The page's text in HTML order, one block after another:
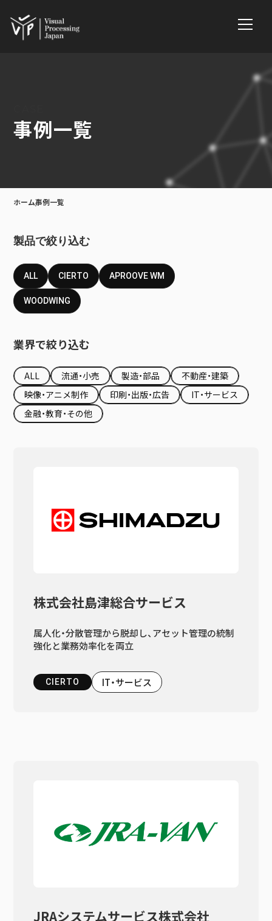
事例一覧
ホーム事例一覧
製品で絞り込む
ALL CIERTO APROOVE WM
WOODWING
業界で絞り込む
ALL 流通・小売 製造・部品
不動産・建築
映像・アニメ制作
印刷・出版・広告
IT・サービス
金融・教育・その他
株式会社島津総合サービス
属人化・分散管理から脱却し、アセット管理の統制
強化と業務効率化を両立
CIERTO IT・サービス
JRAシステムサービス株式会社